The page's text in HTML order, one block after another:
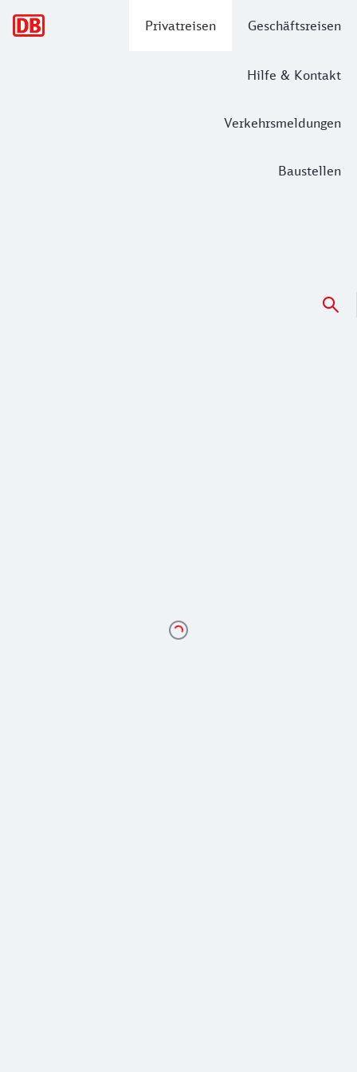
Privatreisen Geschäftsreisen
Hilfe & Kontakt
Verkehrsmeldungen
Baustellen